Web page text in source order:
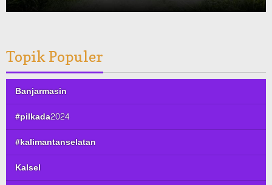
Topik Populer
Banjarmasin
#pilkada2024
#kalimantanselatan
Kalsel